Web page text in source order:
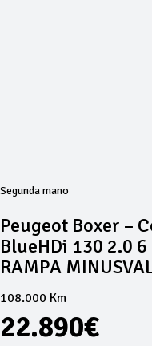
Segunda mano
Peugeot Boxer –
BlueHDi 130 2.0 6
RAMPA
108.000 Km
22.890€